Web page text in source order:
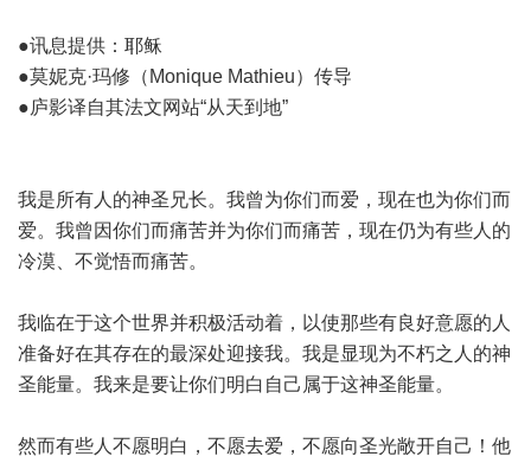
●讯息提供：耶稣
●莫妮克·玛修（Monique Mathieu）传导
●庐影译自其法文网站“从天到地”
我是所有人的神圣兄长。我曾为你们而爱，现在也为你们而
爱。我曾因你们而痛苦并为你们而痛苦，现在仍为有些人的
冷漠、不觉悟而痛苦。
我临在于这个世界并积极活动着，以使那些有良好意愿的人
准备好在其存在的最深处迎接我。我是显现为不朽之人的神
圣能量。我来是要让你们明白自己属于这神圣能量。
然而有些人不愿明白，不愿去爱，不愿向圣光敞开自己！他